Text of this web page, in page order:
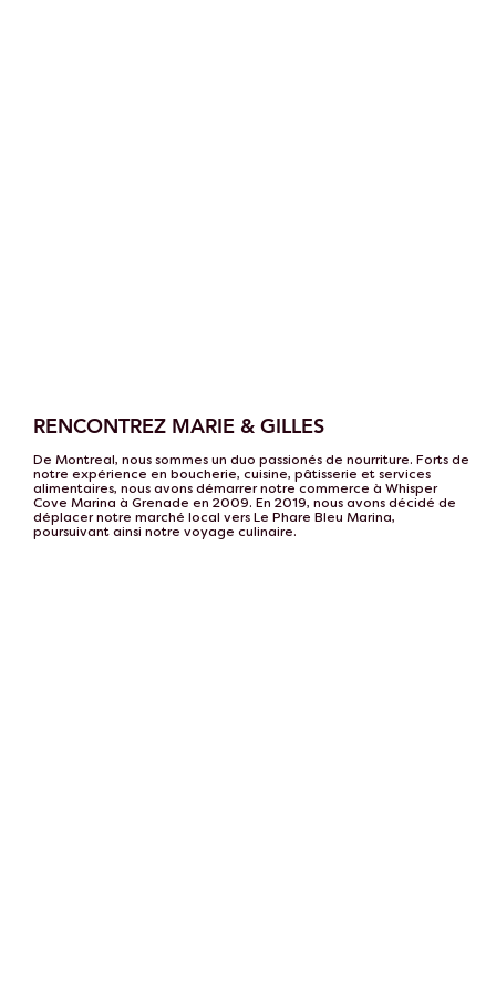
RENCONTREZ MARIE & GILLES
De Montreal, nous sommes un duo passionés de nourriture. Forts de
notre expérience en boucherie, cuisine, pâtisserie et services
alimentaires, nous avons démarrer notre commerce à Whisper
Cove Marina à Grenade en 2009. En 2019, nous avons décidé de
déplacer notre marché local vers Le Phare Bleu Marina,
poursuivant ainsi notre voyage culinaire.